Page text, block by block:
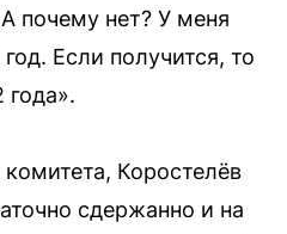
почему нет? У меня
Если получится, то
Коростелёв
сдержанно и на